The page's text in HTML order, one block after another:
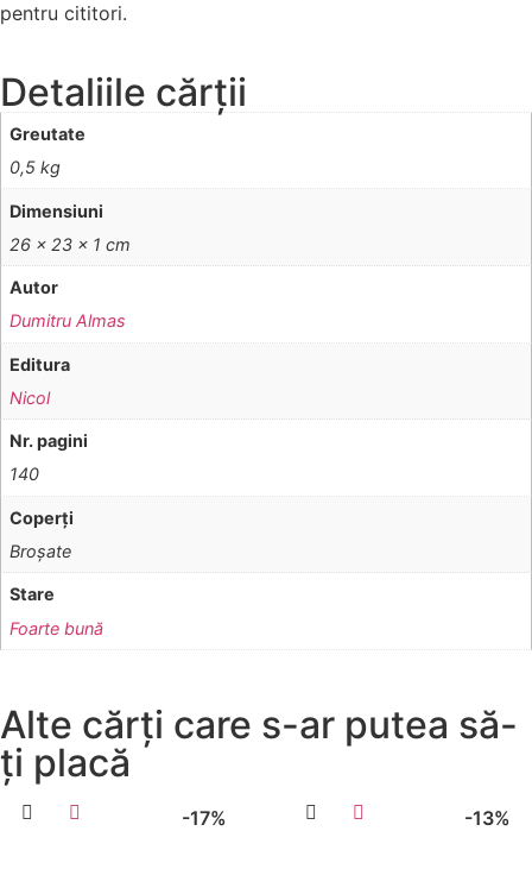
pentru cititori.
Detaliile cărții
Greutate
0,5 kg
Dimensiuni
26 × 23 × 1 cm
Autor
Dumitru Almas
Editura
Nicol
Nr. pagini
140
Coperţi
Broşate
Stare
Foarte bună
Alte cărți care s-ar putea să-
ți placă
-17% -13%